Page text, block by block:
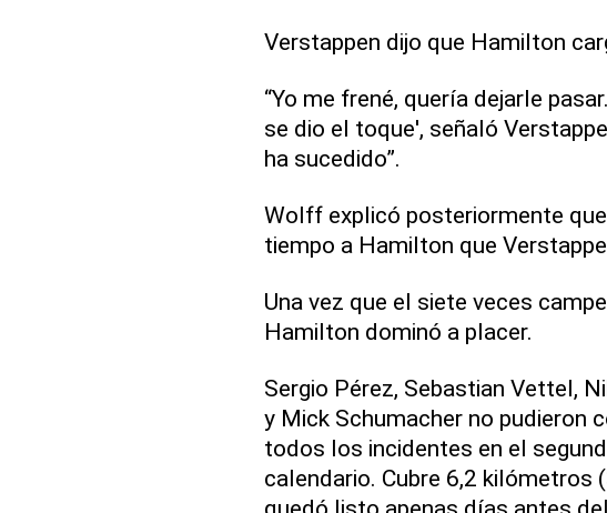
Verstappen dijo que Hamilton
“Yo me frené, quería dejarle
se dio el toque', señaló
ha sucedido”.
Wolff explicó posteriormente
tiempo a Hamilton que
Una vez que el siete veces
Hamilton dominó a placer.
Sergio Pérez, Sebastian Vettel,
y Mick Schumacher no pudieron
todos los incidentes en el
calendario. Cubre 6,2 kilómetros